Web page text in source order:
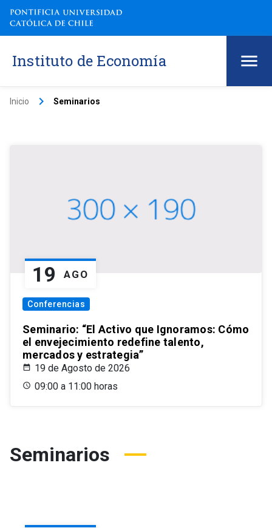
Instituto de Economía
Inicio keyboard_arrow_right Seminarios
19 AGO
Conferencias
Seminario: “El Activo que Ignoramos: Cómo
el envejecimiento redefine talento,
mercados y estrategia”
19 de Agosto de 2026
09:00 a 11:00 horas
Seminarios